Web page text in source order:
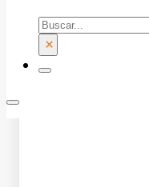
Buscar
×